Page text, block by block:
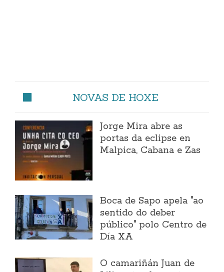
NOVAS DE HOXE
Jorge Mira abre as
portas da eclipse en
Malpica, Cabana e Zas
Boca de Sapo apela "ao
sentido do deber
público" polo Centro de
Día XA
O camariñán Juan de